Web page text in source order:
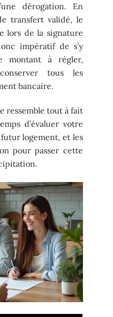
dérogation. En
transfert validé, le
lors de la signature
impératif de s’y
montant à régler,
tous les
bancaire.
ressemble tout à fait
d’évaluer votre
logement, et les
pour passer cette